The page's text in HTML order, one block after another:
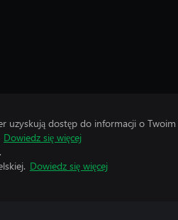
uzyskują dostęp do informacji o
Dowiedz się więcej
Dowiedz się więcej